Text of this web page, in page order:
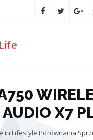
AUDIO X7
in Lifestyle Porównania